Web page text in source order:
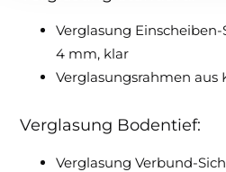
Verglasung Einscheiben-
4 mm, klar
Verglasungsrahmen aus
Verglasung Bodentief:
Verglasung Verbund-